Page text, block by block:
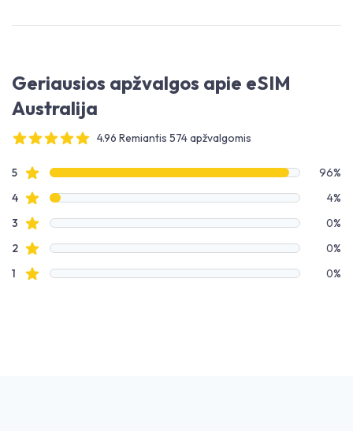
Geriausios apžvalgos apie eSIM
Australija
4.96 Remiantis 574 apžvalgomis
Apžvalgų duomenys
5Žvaigždučių apžvalgos
96%
4Žvaigždučių apžvalgos
4%
3 Žvaigždučių apžvalgos
0%
2Žvaigždučių apžvalgos
0%
1 Žvaigždučių apžvalgos 0%